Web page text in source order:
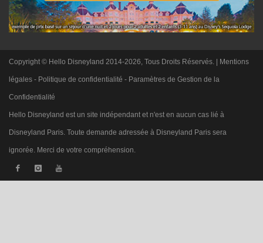
Copyright © Hello Disneyland 2014-2026, Tous Droits Réservés. | Mentions
légales - Politique de confidentialité - Paramètres de Gestion de la
Confidentialité
Hello Disneyland est un site indépendant et n'est en aucun cas lié à
Disneyland Paris. Toute demande adressée à Disneyland Paris sera
ignorée. Merci de votre compréhension.